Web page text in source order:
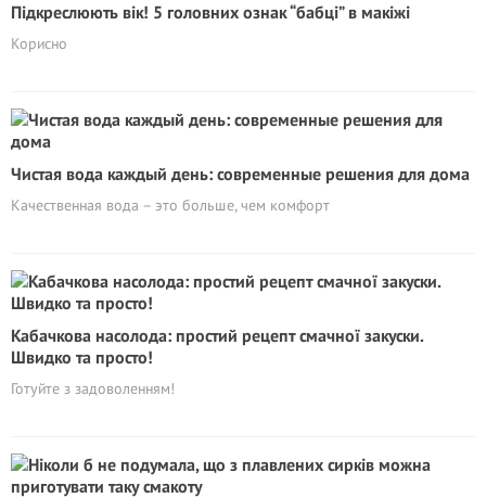
Підкреслюють вік! 5 головних ознак “бaбцi” в макіжі
Корисно
Чистая вода каждый день: современные решения для дома
Качественная вода – это больше, чем комфорт
Кабачкова насолода: простий рецепт смачної закуски.
Швидко та просто!
Готуйте з задоволенням!